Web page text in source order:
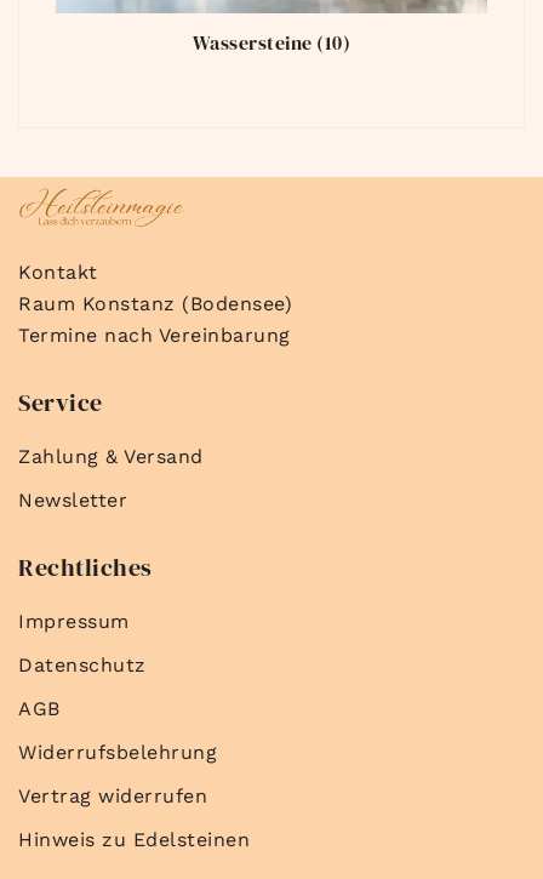
Wassersteine (10)
Kontakt
Raum Konstanz (Bodensee)
Termine nach Vereinbarung
Service
Zahlung & Versand
Newsletter
Rechtliches
Impressum
Datenschutz
AGB
Widerrufsbelehrung
Vertrag widerrufen
Hinweis zu Edelsteinen